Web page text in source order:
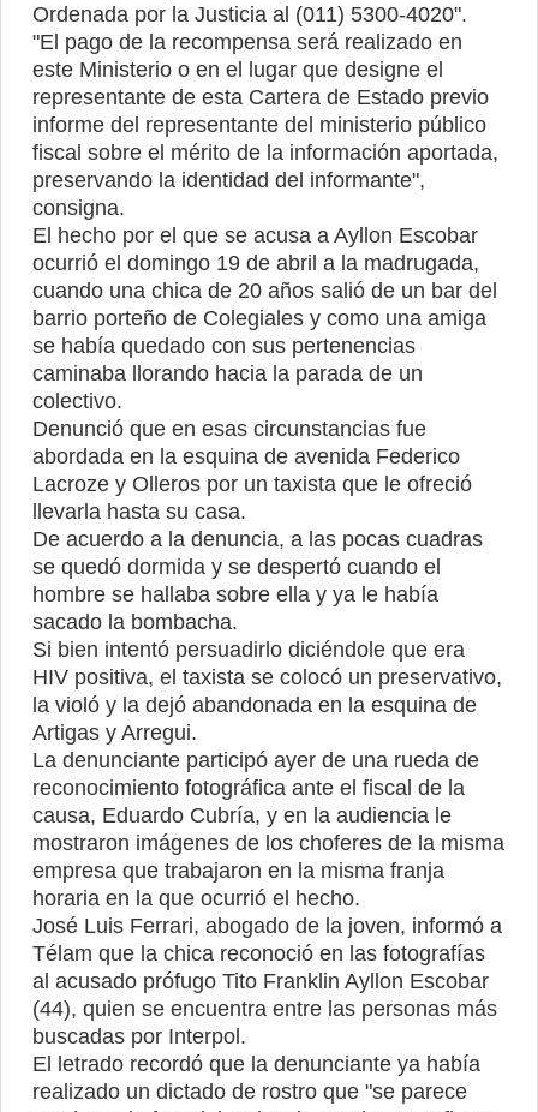
Ordenada por la Justicia al (011) 5300-4020".
"El pago de la recompensa será realizado en
este Ministerio o en el lugar que designe el
representante de esta Cartera de Estado previo
informe del representante del ministerio público
fiscal sobre el mérito de la información aportada,
preservando la identidad del informante",
consigna.
El hecho por el que se acusa a Ayllon Escobar
ocurrió el domingo 19 de abril a la madrugada,
cuando una chica de 20 años salió de un bar del
barrio porteño de Colegiales y como una amiga
se había quedado con sus pertenencias
caminaba llorando hacia la parada de un
colectivo.
Denunció que en esas circunstancias fue
abordada en la esquina de avenida Federico
Lacroze y Olleros por un taxista que le ofreció
llevarla hasta su casa.
De acuerdo a la denuncia, a las pocas cuadras
se quedó dormida y se despertó cuando el
hombre se hallaba sobre ella y ya le había
sacado la bombacha.
Si bien intentó persuadirlo diciéndole que era
HIV positiva, el taxista se colocó un preservativo,
la violó y la dejó abandonada en la esquina de
Artigas y Arregui.
La denunciante participó ayer de una rueda de
reconocimiento fotográfica ante el fiscal de la
causa, Eduardo Cubría, y en la audiencia le
mostraron imágenes de los choferes de la misma
empresa que trabajaron en la misma franja
horaria en la que ocurrió el hecho.
José Luis Ferrari, abogado de la joven, informó a
Télam que la chica reconoció en las fotografías
al acusado prófugo Tito Franklin Ayllon Escobar
(44), quien se encuentra entre las personas más
buscadas por Interpol.
El letrado recordó que la denunciante ya había
realizado un dictado de rostro que "se parece